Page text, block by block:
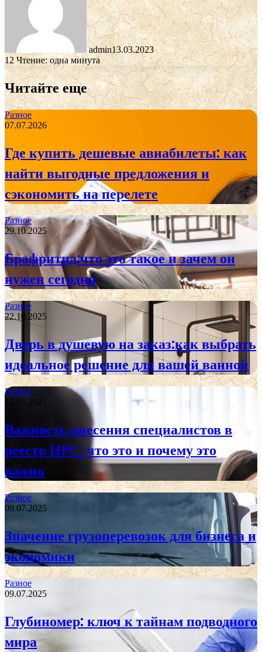
admin13.03.2023
12Чтение: одна минута
Читайте еще
Разное
07.07.2026
Где купить дешевые авиабилеты: как
найти выгодные предложения и
сэкономить на перелете
Разное
29.10.2025
Брафритид:что это такое и зачем он
нужен сегодня
Разное
22.10.2025
Дверь в душевую на заказ:как выбрать
идеальное решение для вашей ванной
Разное
13.07.2025
Важность внесения специалистов в
реестр НРС: что это и почему это
важно
Разное
09.07.2025
Значение грузоперевозок для бизнеса и
экономики
Разное
09.07.2025
Глубиномер: ключ к тайнам подводного
мира